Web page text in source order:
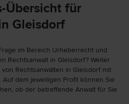
Übersicht für
Gleisdorf
im Bereich Urheberrecht und
Rechtsanwalt in Gleisdorf? Weiter
Rechtsanwälten in Gleisdorf mit
dem jeweiligen Profil können Sie
ob der betreffende Anwalt für Sie